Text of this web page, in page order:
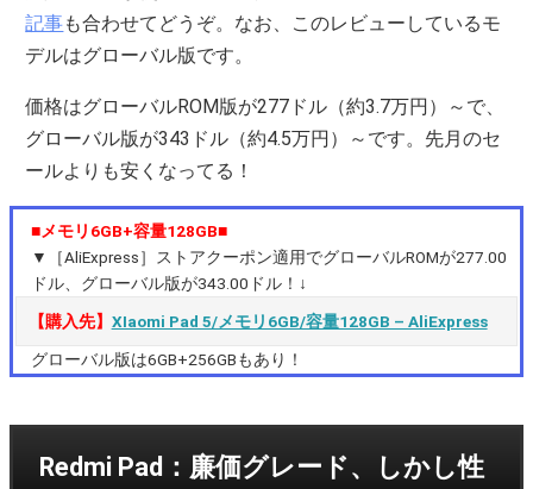
記事も合わせてどうぞ。なお、このレビューしているモ
デルはグローバル版です。
価格はグローバルROM版が277ドル（約3.7万円）～で、
グローバル版が343ドル（約4.5万円）～です。先月のセ
ールよりも安くなってる！
■メモリ6GB+容量128GB■
▼［AliExpress］ストアクーポン適用でグローバルROMが277.00
ドル、グローバル版が343.00ドル！↓
【購入先】 XIaomi Pad 5/メモリ6GB/容量128GB – AliExpress
グローバル版は6GB+256GBもあり！
Redmi Pad：廉価グレード、しかし性